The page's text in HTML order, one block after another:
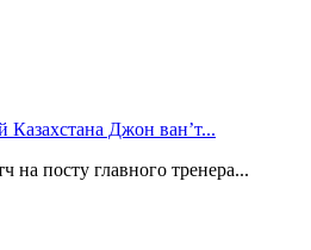
Джон ван’т...
посту главного тренера...